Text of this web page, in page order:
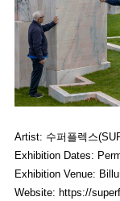
SUPERFLEX
December 31, 2021
SUPERFLEX,Play
Artist: 수퍼플렉스
Exhibition Dates:
Exhibition Venue:
Website: https://